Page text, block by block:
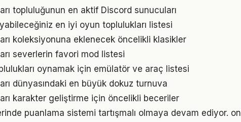
topluluğunun en aktif Discord sunucuları
en iyi oyun toplulukları listesi
koleksiyonuna eklenecek öncelikli klasikler
severlerin favori mod listesi
oynamak için emülatör ve araç listesi
dünyasındaki en büyük dokuz turnuva
karakter geliştirme için öncelikli beceriler
puanlama sistemi tartışmalı olmaya devam ediyor.